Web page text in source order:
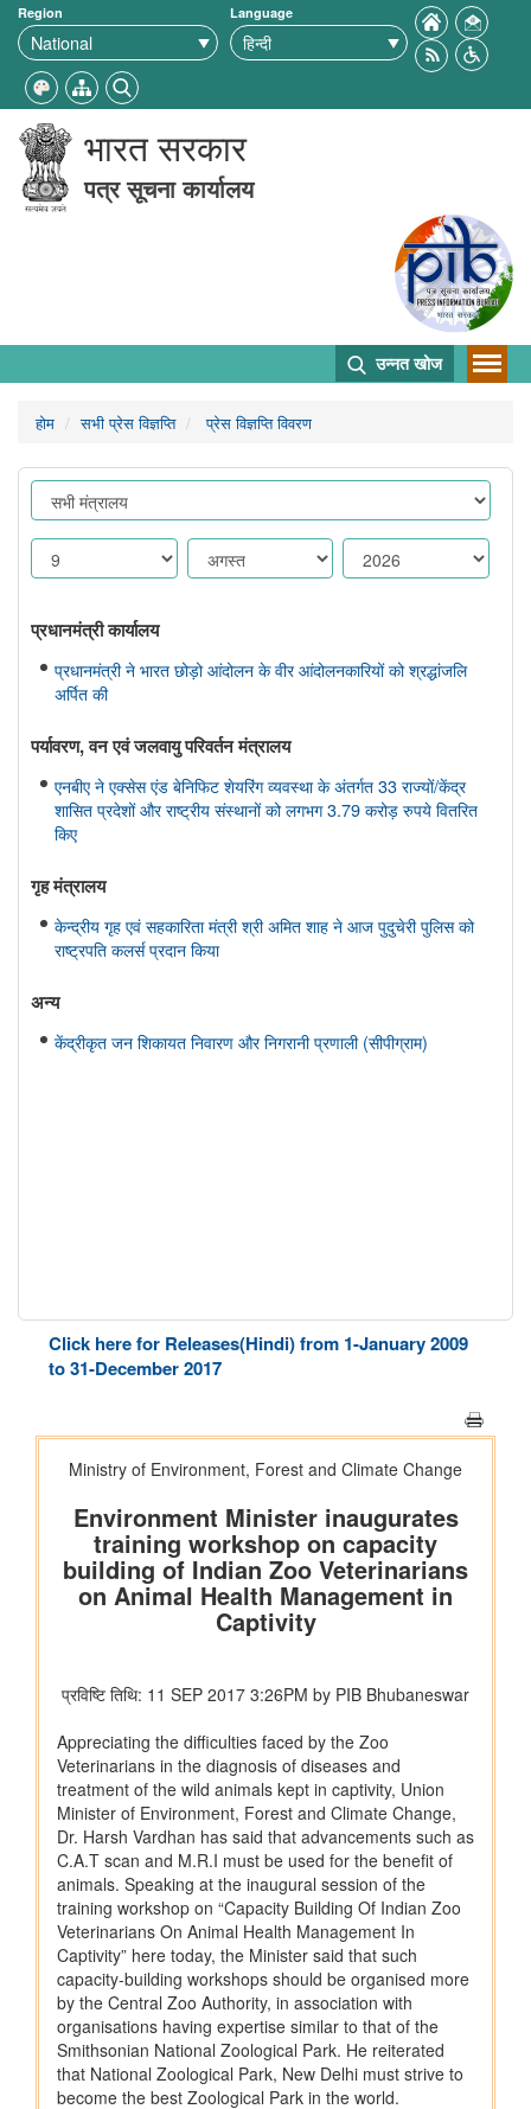
Region Language
भारत सरकार
पत्र सूचना कार्यालय
उन्नत खोज
होम सभी प्रेस विज्ञप्ति प्रेस विज्ञप्ति विवरण
प्रधानमंत्री कार्यालय
प्रधानमंत्री ने भारत छोड़ो आंदोलन के वीर आंदोलनकारियों को श्रद्धांजलि
अर्पित की
पर्यावरण, वन एवं जलवायु परिवर्तन मंत्रालय
एनबीए ने एक्सेस एंड बेनिफिट शेयरिंग व्यवस्था के अंतर्गत 33 राज्यों/केंद्र
शासित प्रदेशों और राष्ट्रीय संस्थानों को लगभग 3.79 करोड़ रुपये वितरित
किए
गृह मंत्रालय
केन्द्रीय गृह एवं सहकारिता मंत्री श्री अमित शाह ने आज पुदुचेरी पुलिस को
राष्ट्रपति कलर्स प्रदान किया
अन्य
केंद्रीकृत जन शिकायत निवारण और निगरानी प्रणाली (सीपीग्राम)
Click here for Releases(Hindi) from 1-January 2009
to 31-December 2017